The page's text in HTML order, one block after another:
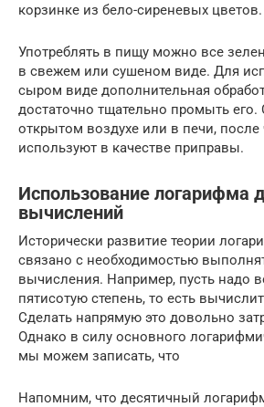
корзинке из бело-сиреневых цветов.
Употреблять в пищу можно все
в свежем или сушеном виде. Для
сыром виде дополнительная
достаточно тщательно промыть его.
открытом воздухе или в печи,
используют в качестве приправы.
Использование логарифма
вычислений
Исторически развитие теории
связано с необходимостью
вычисления. Например, пусть надо
пятисотую степень, то есть
Сделать напрямую это довольно
Однако в силу основного
мы можем записать, что
Напомним, что десятичный